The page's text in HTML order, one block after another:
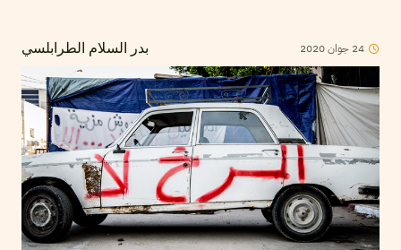
بدر السلام الطرابلسي 24 جوان2020